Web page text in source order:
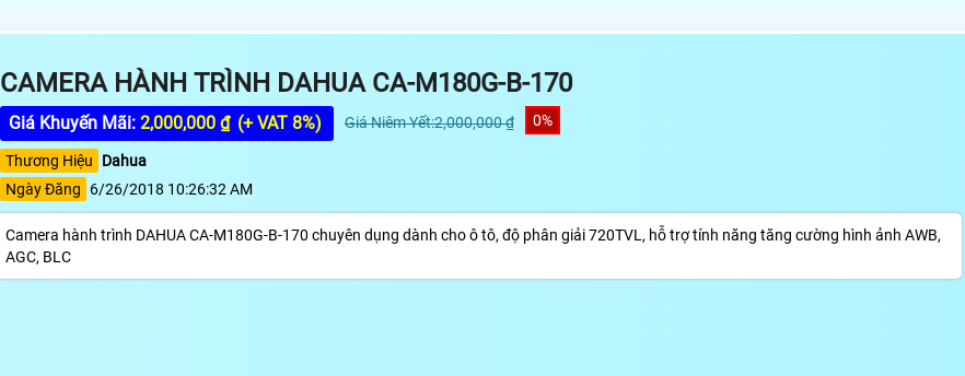
CAMERA HÀNH TRÌNH DAHUA CA-M180G-B-170
Giá Khuyến Mãi: 2,000,000 ₫ (+ VAT 8%) Giá Niêm Yết:2,000,000 ₫ 0%
Thương Hiệu
Dahua
Ngày Đăng
6/26/2018 10:26:32 AM
Camera hành trình DAHUA CA-M180G-B-170 chuyên dụng dành cho ô tô, độ phân giải 720TVL, hỗ trợ tính năng tăng cường hình ảnh AWB,
AGC, BLC